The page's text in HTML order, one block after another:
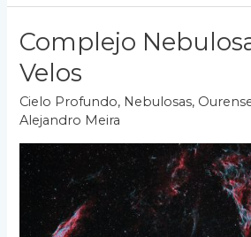
Complejo
Velos
Cielo Profundo, Nebulosas,
Alejandro Meira